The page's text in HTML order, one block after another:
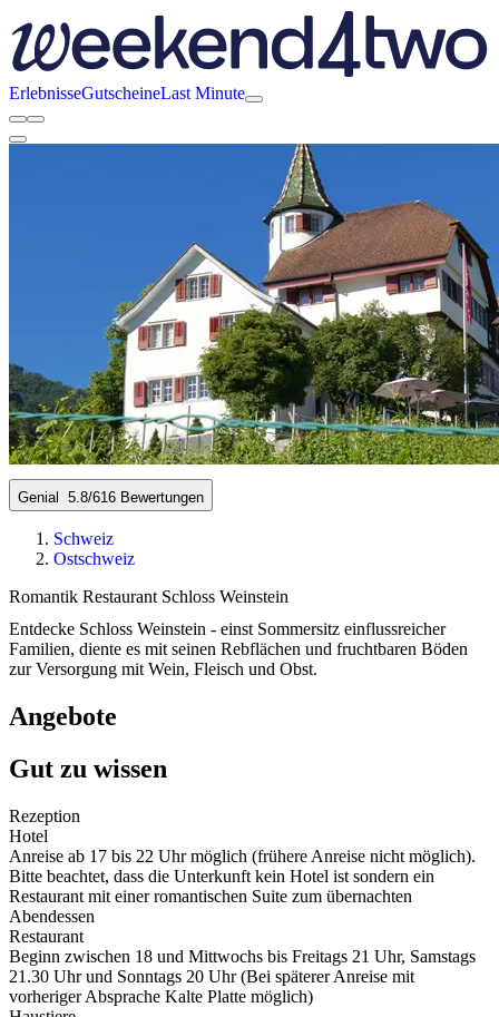
ErlebnisseGutscheineLast Minute
Genial 5.8/616 Bewertungen
Schweiz
Ostschweiz
Romantik Restaurant Schloss Weinstein
Entdecke Schloss Weinstein - einst Sommersitz einflussreicher
Familien, diente es mit seinen Rebflächen und fruchtbaren Böden
zur Versorgung mit Wein, Fleisch und Obst.
Angebote
Gut zu wissen
Rezeption
Hotel
Anreise ab 17 bis 22 Uhr möglich (frühere Anreise nicht möglich).
Bitte beachtet, dass die Unterkunft kein Hotel ist sondern ein
Restaurant mit einer romantischen Suite zum übernachten
Abendessen
Restaurant
Beginn zwischen 18 und Mittwochs bis Freitags 21 Uhr, Samstags
21.30 Uhr und Sonntags 20 Uhr (Bei späterer Anreise mit
vorheriger Absprache Kalte Platte möglich)